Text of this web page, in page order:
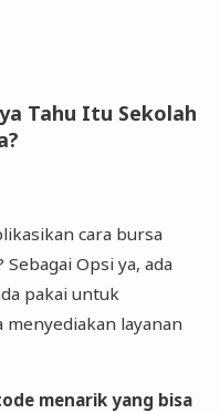
Tahu Itu Sekolah
cara bursa
Opsi ya, ada
pakai untuk
menyediakan layanan
menarik yang bisa